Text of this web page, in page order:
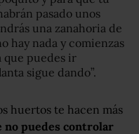
pasado unos
una zanahoria de
hay nada y comienzas
que puedes ir
sigue dando”.
huertos te hacen más
no puedes controlar